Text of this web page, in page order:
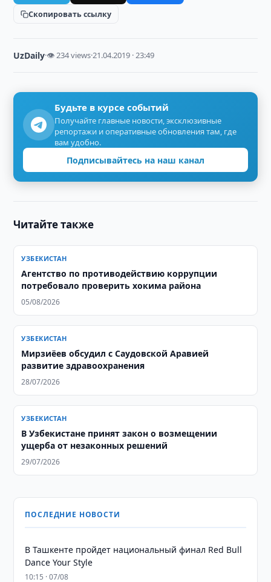
Скопировать ссылку
UzDaily·👁 234 views·21.04.2019 · 23:49
Будьте в курсе событий
Получайте главные новости, эксклюзивные
репортажи и оперативные обновления там, где
вам удобно.
Подписывайтесь на наш канал
Читайте также
УЗБЕКИСТАН
Агентство по противодействию коррупции
потребовало проверить хокима района
05/08/2026
УЗБЕКИСТАН
Мирзиёев обсудил с Саудовской Аравией
развитие здравоохранения
28/07/2026
УЗБЕКИСТАН
В Узбекистане принят закон о возмещении
ущерба от незаконных решений
29/07/2026
ПОСЛЕДНИЕ НОВОСТИ
В Ташкенте пройдет национальный финал Red Bull
Dance Your Style
10:15 · 07/08